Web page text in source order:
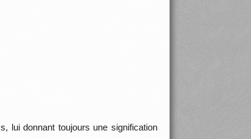
lui donnant toujours une signification